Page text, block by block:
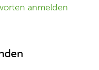
anmelden